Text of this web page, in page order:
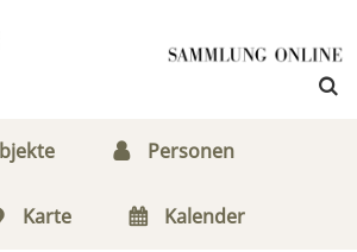
Personen
Karte Kalender